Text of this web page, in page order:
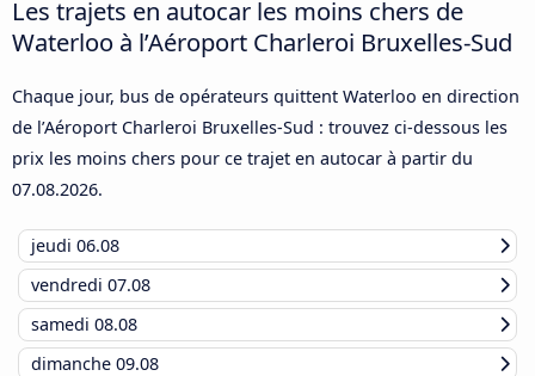
Les trajets en autocar les moins chers de
Waterloo à l’Aéroport Charleroi Bruxelles-Sud
Chaque jour, bus de opérateurs quittent Waterloo en direction
de l’Aéroport Charleroi Bruxelles-Sud : trouvez ci-dessous les
prix les moins chers pour ce trajet en autocar à partir du
07.08.2026.
jeudi 06.08
vendredi 07.08
samedi 08.08
dimanche 09.08